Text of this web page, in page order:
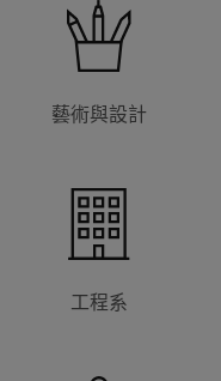
藝術與設計
工程系